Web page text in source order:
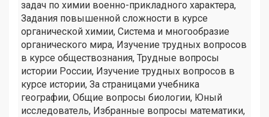
задач по химии военно-прикладного характера,
Задания повышенной сложности в курсе
органической химии, Система и многообразие
органического мира, Изучение трудных вопросов
в курсе обществознания, Трудные вопросы
истории России, Изучение трудных вопросов в
курсе истории, За страницами учебника
географии, Общие вопросы биологии, Юный
исследователь, Избранные вопросы математики,